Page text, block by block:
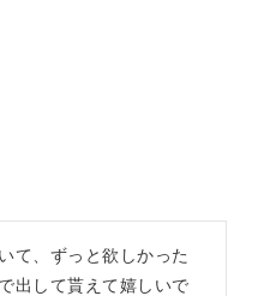
て、ずっと欲しかった
出して貰えて嬉しいで